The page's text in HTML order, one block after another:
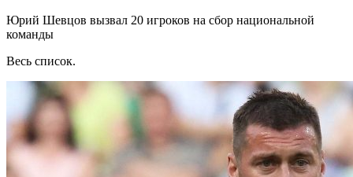
Юрий Шевцов вызвал 20 игроков на сбор национальной
команды
Весь список.